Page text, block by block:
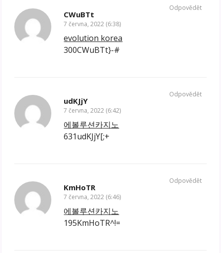
CWuBTt
7 června, 2022 (6:38)
evolution korea
300CWuBTt}-#
Odpovědět
udKJjY
7 června, 2022 (6:42)
에볼루션카지노
631udKJjY[;+
Odpovědět
KmHoTR
7 června, 2022 (6:46)
에볼루션카지노
195KmHoTR^!=
Odpovědět